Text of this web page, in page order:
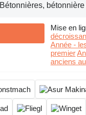
Bétonnières,
Mise en
Année -
premier
anciens